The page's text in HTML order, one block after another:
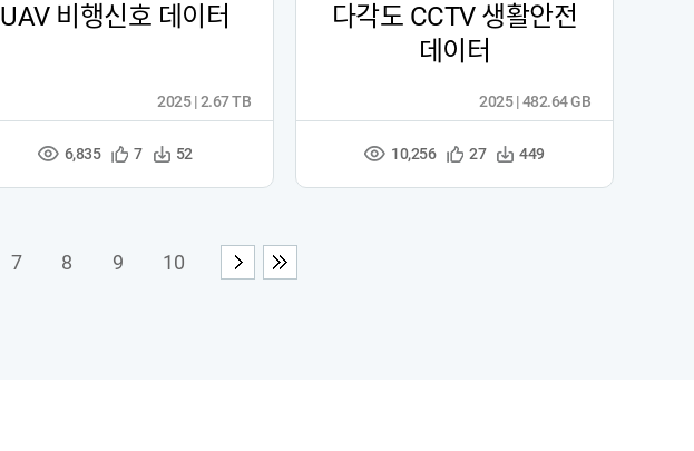
UAV 비행신호 데이터
조
수
6,835
관
등
7
다
수
52
2025 | 2.67 TB
다각도 CCTV 생활안전
데이터
조
수
10,256
관
등
27
다
수
449
2025 | 482.64 GB
7 8 9 10 다음 끝